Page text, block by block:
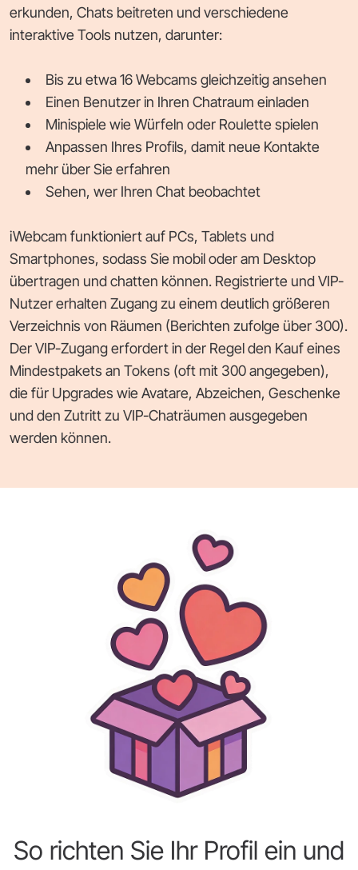
erkunden, Chats beitreten und verschiedene
interaktive Tools nutzen, darunter:
Bis zu etwa 16 Webcams gleichzeitig ansehen
Einen Benutzer in Ihren Chatraum einladen
Minispiele wie Würfeln oder Roulette spielen
Anpassen Ihres Profils, damit neue Kontakte
mehr über Sie erfahren
Sehen, wer Ihren Chat beobachtet
iWebcam funktioniert auf PCs, Tablets und
Smartphones, sodass Sie mobil oder am Desktop
übertragen und chatten können. Registrierte und VIP-
Nutzer erhalten Zugang zu einem deutlich größeren
Verzeichnis von Räumen (Berichten zufolge über 300).
Der VIP-Zugang erfordert in der Regel den Kauf eines
Mindestpakets an Tokens (oft mit 300 angegeben),
die für Upgrades wie Avatare, Abzeichen, Geschenke
und den Zutritt zu VIP-Chaträumen ausgegeben
werden können.
So richten Sie Ihr Profil ein und